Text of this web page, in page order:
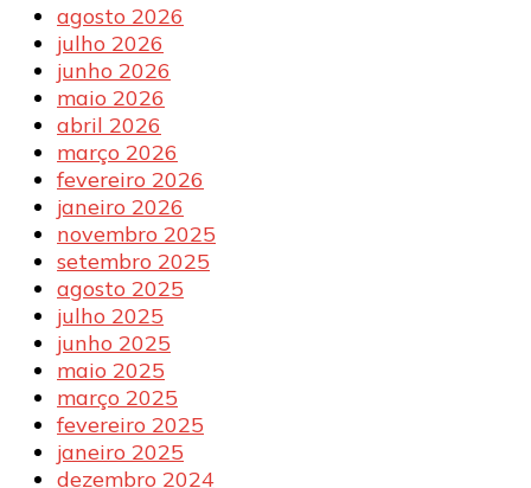
agosto 2026
julho 2026
junho 2026
maio 2026
abril 2026
março 2026
fevereiro 2026
janeiro 2026
novembro 2025
setembro 2025
agosto 2025
julho 2025
junho 2025
maio 2025
março 2025
fevereiro 2025
janeiro 2025
dezembro 2024